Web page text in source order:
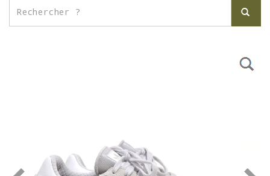
content